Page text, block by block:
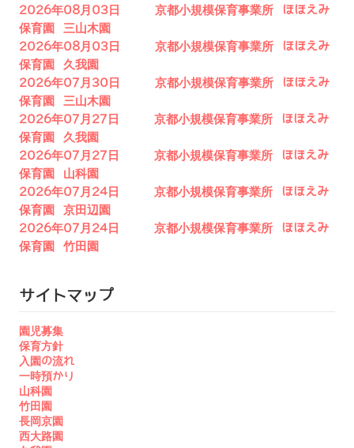
2026年08月03日 京都小規模保育事業所 ほほえみ
保育園 三山木園
2026年08月03日 京都小規模保育事業所 ほほえみ
保育園 久我園
2026年07月30日 京都小規模保育事業所 ほほえみ
保育園 三山木園
2026年07月27日 京都小規模保育事業所 ほほえみ
保育園 久我園
2026年07月27日 京都小規模保育事業所 ほほえみ
保育園 山科園
2026年07月24日 京都小規模保育事業所 ほほえみ
保育園 京田辺園
2026年07月24日 京都小規模保育事業所 ほほえみ
保育園 竹田園
サイトマップ
園児募集
保育方針
入園の流れ
一時預かり
山科園
竹田園
長岡京園
西大路園